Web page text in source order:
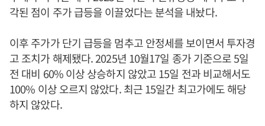
각된 점이 주가 급등을 이끌었다는 분석을 내놨다.
이후 주가가 단기 급등을 멈추고 안정세를 보이면서 투자경
고 조치가 해제됐다. 2025년 10월17일 종가 기준으로 5일
전 대비 60% 이상 상승하지 않았고 15일 전과 비교해서도
100% 이상 오르지 않았다. 최근 15일간 최고가에도 해당
하지 않았다.